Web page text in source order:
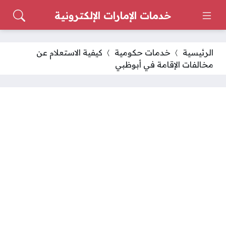
خدمات الإمارات الإلكترونية
الرئيسية خدمات حكومية
كيفية الاستعلام عن
مخالفات الإقامة في أبوظبي